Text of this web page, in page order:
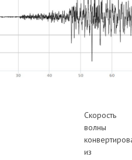
Скорость
волны
из